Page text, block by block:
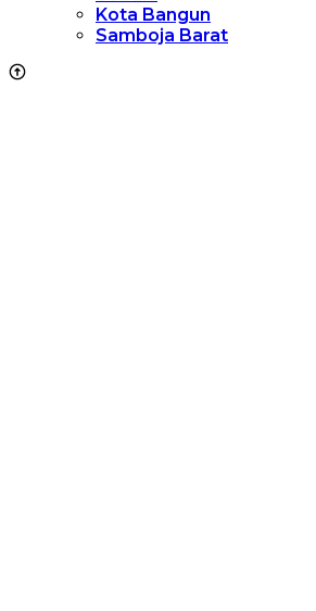
Kota Bangun
Samboja Barat